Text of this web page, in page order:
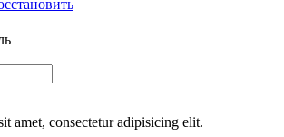
amet, consectetur adipisicing elit.